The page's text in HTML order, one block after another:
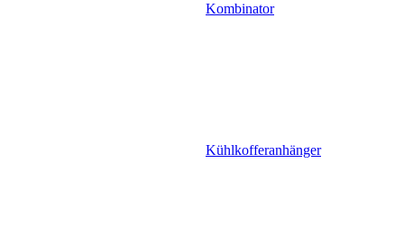
Kombinator
Kühlkofferanhänger